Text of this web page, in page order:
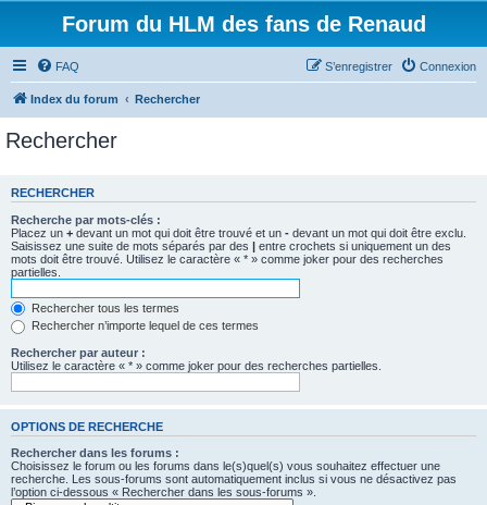
Forum du HLM des fans de Renaud
FAQ Connexion
S’enregistrer
Index du forum Rechercher
Rechercher
RECHERCHER
Recherche par mots-clés :
Placez un + devant un mot qui doit être trouvé et un - devant un mot qui doit être exclu.
Saisissez une suite de mots séparés par des | entre crochets si uniquement un des
mots doit être trouvé. Utilisez le caractère « * » comme joker pour des recherches
partielles.
Rechercher tous les termes
Rechercher n’importe lequel de ces termes
Rechercher par auteur :
Utilisez le caractère « * » comme joker pour des recherches partielles.
OPTIONS DE RECHERCHE
Rechercher dans les forums :
Choisissez le forum ou les forums dans le(s)quel(s) vous souhaitez effectuer une
recherche. Les sous-forums sont automatiquement inclus si vous ne désactivez pas
l’option ci-dessous « Rechercher dans les sous-forums ».